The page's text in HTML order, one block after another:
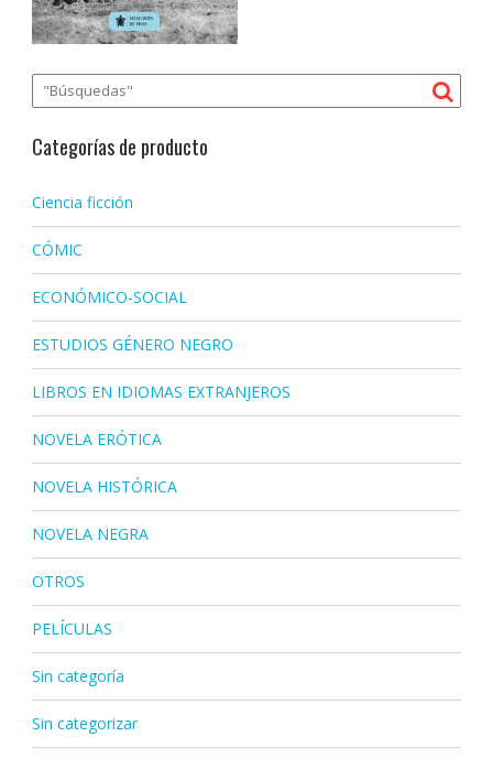
Categorías de producto
Ciencia ficción
CÓMIC
ECONÓMICO-SOCIAL
ESTUDIOS GÉNERO NEGRO
LIBROS EN IDIOMAS EXTRANJEROS
NOVELA ERÓTICA
NOVELA HISTÓRICA
NOVELA NEGRA
OTROS
PELÍCULAS
Sin categoría
Sin categorizar